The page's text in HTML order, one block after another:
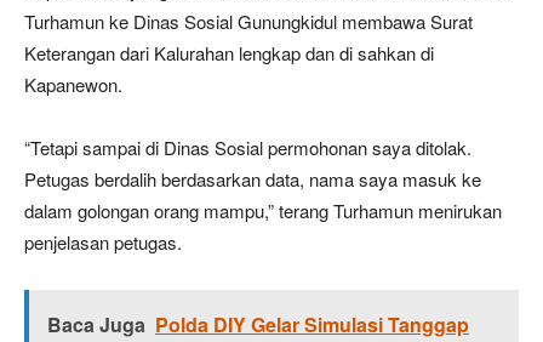
Turhamun ke Dinas Sosial Gunungkidul membawa Surat
Keterangan dari Kalurahan lengkap dan di sahkan di
Kapanewon.
“Tetapi sampai di Dinas Sosial permohonan saya ditolak.
Petugas berdalih berdasarkan data, nama saya masuk ke
dalam golongan orang mampu,” terang Turhamun menirukan
penjelasan petugas.
Baca Juga Polda DIY Gelar Simulasi Tanggap